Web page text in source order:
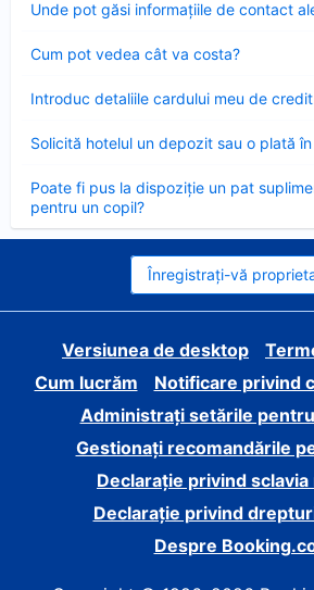
Unde pot găsi informațiile de contact
închis
Cum pot vedea cât va costa?
închis
Introduc detaliile cardului meu de
închis
Solicită hotelul un depozit sau o plată
închis
Poate fi pus la dispoziție un pat
pentru un copil?
închis
Înregistrați-vă
Versiunea de desktop
Cum lucrăm
Notificare privind
Administrați setările
Gestionați recomandările
Declarație privind
Declarație privind
Despre